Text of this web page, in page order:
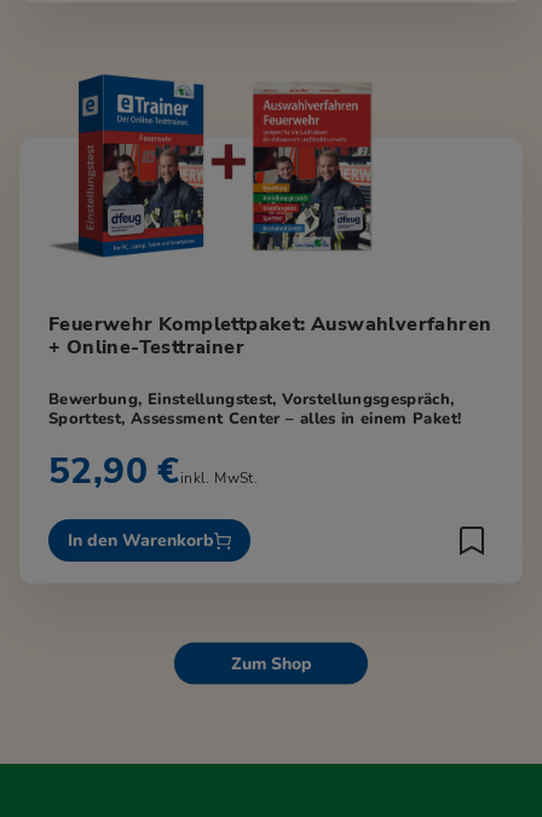
Feuerwehr Komplettpaket: Auswahlverfahren
+ Online-Testtrainer
Bewerbung, Einstellungstest, Vorstellungsgespräch,
Sporttest, Assessment Center – alles in einem Paket!
52,90 €inkl. MwSt.
In den Warenkorb
Zum Shop